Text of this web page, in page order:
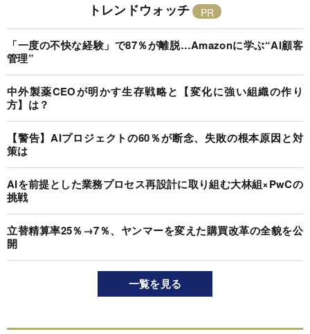
トレンドウォッチ
「一度の不快な経験」で87％が離脱…Amazonに学ぶ“AI顧客
管理”
中外製薬CEOが明かす生存戦略と【変化に強い組織の作り
方】は？
【警告】AIプロジェクトの60％が断念、失敗の根本原因と対
策は
AIを前提とした業務プロセス再設計に取り組む大林組×PwCの
挑戦
立替精算率25％→7％、ヤンマーを変えた購買改革の全貌を公
開
一覧を見る